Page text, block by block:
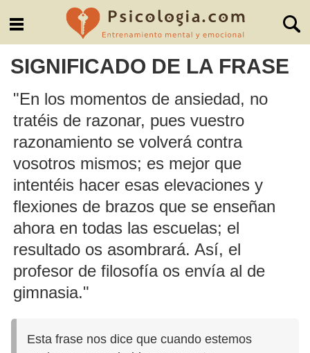
SIGNIFICADO DE LA FRASE
"En los momentos de ansiedad, no
tratéis de razonar, pues vuestro
razonamiento se volverá contra
vosotros mismos; es mejor que
intentéis hacer esas elevaciones y
flexiones de brazos que se enseñan
ahora en todas las escuelas; el
resultado os asombrará. Así, el
profesor de filosofía os envía al de
gimnasia."
Esta frase nos dice que cuando estemos